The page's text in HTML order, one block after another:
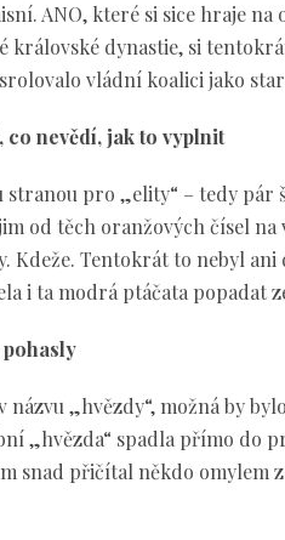
ANO, které si sice hraje na
královské dynastie, si
vládní koalici jako
co nevědí, jak to vyplnit
stranou pro „elity“ – tedy
od těch oranžových čísel
Kdeže. Tentokrát to nebyl
i ta modrá ptáčata popadat
pohasly
názvu „hvězdy“, možná by
„hvězda“ spadla přímo do
snad přičítal někdo